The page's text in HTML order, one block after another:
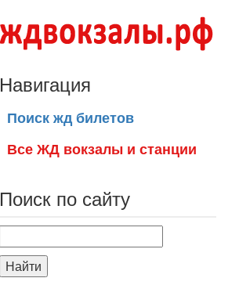
Навигация
Поиск жд билетов
Все ЖД вокзалы и станции
Поиск по сайту
Найти